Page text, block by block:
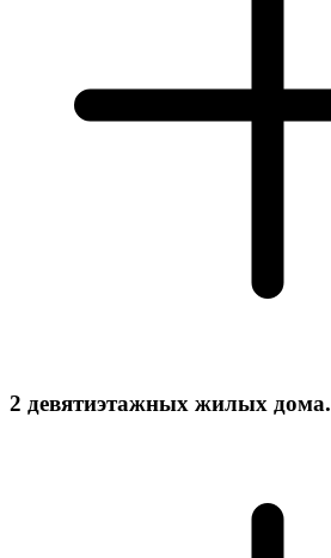
2 девятиэтажных жилых дома.